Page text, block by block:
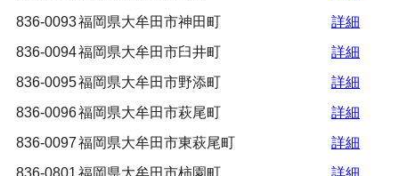
836-0093福岡県大牟田市神田町
詳細
836-0094福岡県大牟田市臼井町
詳細
836-0095福岡県大牟田市野添町
詳細
836-0096福岡県大牟田市萩尾町
詳細
836-0097福岡県大牟田市東萩尾町
詳細
836-0801福岡県大牟田市柿園町
詳細